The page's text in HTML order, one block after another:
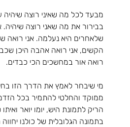
מבעד לכל מה שאיני רוצה שיהיה
בבירור את מה שאני רוצה שיהיה.
שלאחרים היא נעלמה. אני רואה
הקשים, אני רואה אהבה היכן שכבר
רואה אור במחשכים הכי כבדים.
מי שיבחר לאמץ את הדרך הזו
ממוקד והחלטי להתמיר בכל
הריק לתמונת היש, יומו יואר
בתמונה הגלובלית של כולנו